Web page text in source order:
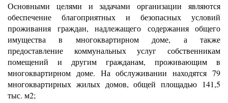
Основными целями и задачами организации являются
обеспечение благоприятных и безопасных условий
проживания граждан, надлежащего содержания общего
имущества в многоквартирном доме, а также
предоставление коммунальных услуг собственникам
помещений и другим гражданам, проживающим в
многоквартирном доме. На обслуживании находятся 79
многоквартирных жилых домов, общей площадью 141,5
тыс. м2;